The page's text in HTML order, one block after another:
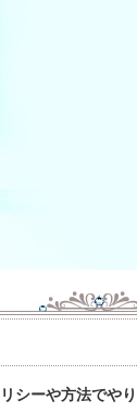
シーや方法でや